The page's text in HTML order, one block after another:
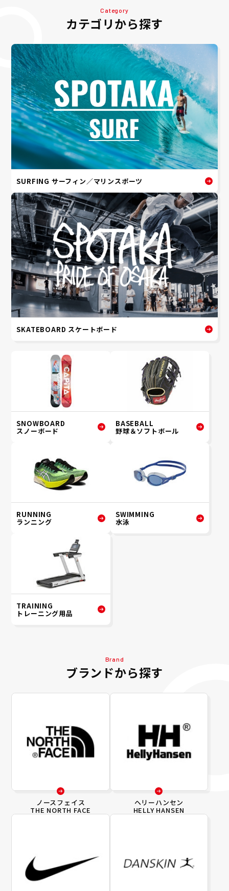
Category
カテゴリから探す
SURFING サーフィン／マリンスポーツ
SKATEBOARD スケートボード
SNOWBOARD
スノーボード
BASEBALL
野球＆ソフトボール
RUNNING
ランニング
SWIMMING
水泳
TRAINING
トレーニング用品
Brand
ブランドから探す
ノースフェイス
THE NORTH FACE
ヘリーハンセン
HELLY HANSEN